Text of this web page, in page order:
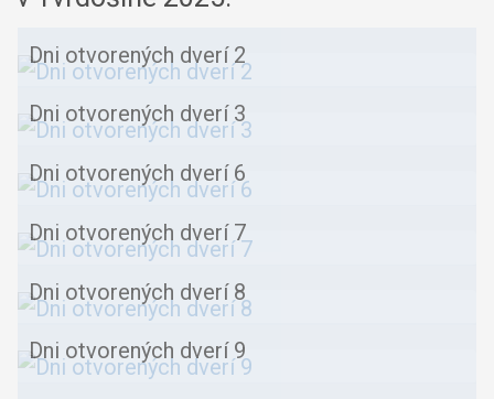
Dni otvorených dverí 2
Dni otvorených dverí 3
Dni otvorených dverí 6
Dni otvorených dverí 7
Dni otvorených dverí 8
Dni otvorených dverí 9